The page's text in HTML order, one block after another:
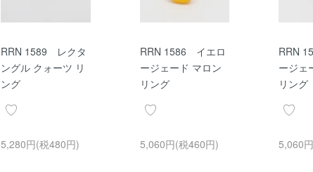
RRN 1589 レクタ
ングル クォーツ リ
ング
5,280円(税480円)
RRN 1586 イエロ
ージェード マロン
リング
5,060円(税460円)
RRN
ージェ
リング
5,060